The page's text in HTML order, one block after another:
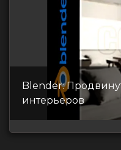
Blender:
интерьеров